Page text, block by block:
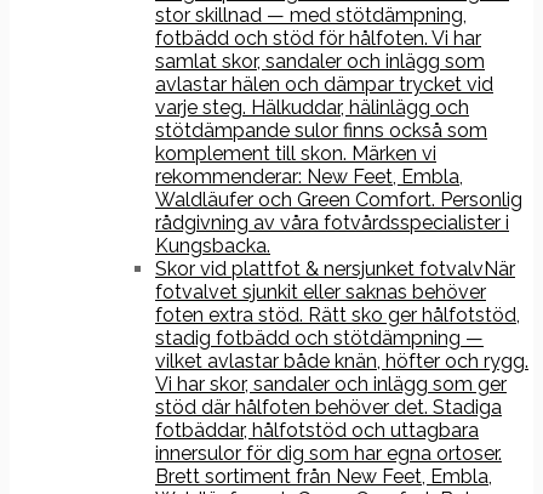
stor skillnad — med stötdämpning,
fotbädd och stöd för hålfoten. Vi har
samlat skor, sandaler och inlägg som
avlastar hälen och dämpar trycket vid
varje steg. Hälkuddar, hälinlägg och
stötdämpande sulor finns också som
komplement till skon. Märken vi
rekommenderar: New Feet, Embla,
Waldläufer och Green Comfort. Personlig
rådgivning av våra fotvårdsspecialister i
Kungsbacka.
Skor vid plattfot & nersjunket fotvalvNär
fotvalvet sjunkit eller saknas behöver
foten extra stöd. Rätt sko ger hålfotstöd,
stadig fotbädd och stötdämpning —
vilket avlastar både knän, höfter och rygg.
Vi har skor, sandaler och inlägg som ger
stöd där hålfoten behöver det. Stadiga
fotbäddar, hålfotstöd och uttagbara
innersulor för dig som har egna ortoser.
Brett sortiment från New Feet, Embla,